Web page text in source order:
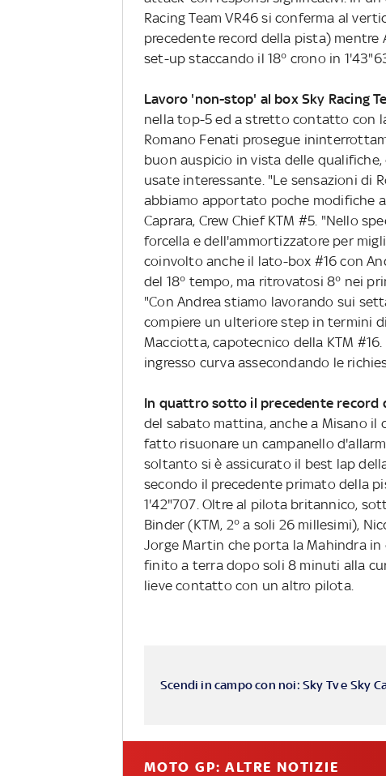
Racing Team VR46 si conferma al
precedente record della pista)
set-up staccando il 18° crono in
Lavoro 'non-stop' al box Sky Racing
nella top-5 ed a stretto contatto con
Romano Fenati prosegue
buon auspicio in vista delle
usate interessante. "Le sensazioni di
abbiamo apportato poche modifiche
Caprara, Crew Chief KTM #5. "Nello
forcella e dell'ammortizzatore per
coinvolto anche il lato-box #16 con
del 18° tempo, ma ritrovatosi 8° nei
"Con Andrea stiamo lavorando sui
compiere un ulteriore step in termini
Macciotta, capotecnico della KTM
ingresso curva assecondando le
In quattro sotto il precedente record
del sabato mattina, anche a Misano il
fatto risuonare un campanello
soltanto si è assicurato il best lap
secondo il precedente primato della
1'42"707. Oltre al pilota britannico,
Binder (KTM, 2° a soli 26 millesimi),
Jorge Martin che porta la Mahindra in
finito a terra dopo soli 8 minuti alla
lieve contatto con un altro pilota.
Scendi in campo con noi: Sky Tv e Sky
MOTO GP: ALTRE NOTIZIE